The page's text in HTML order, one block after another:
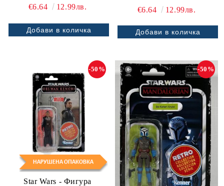
€6.64
12.99лв.
€6.64
12.99лв.
Star Wars - Фигура
-50% -50%